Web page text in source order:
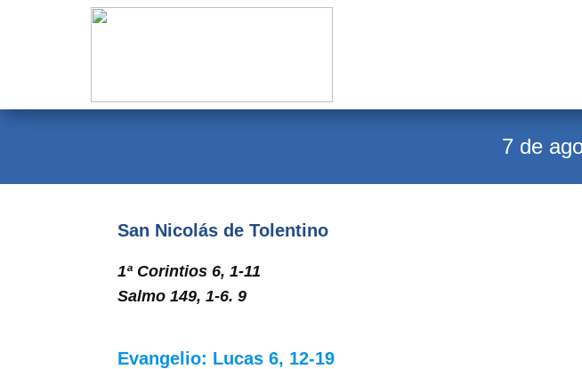
Calendario
Novena
Pastoral Vocacional
7 de
San Nicolás de Tolentino
1ª Corintios 6, 1-11
Salmo 149, 1-6. 9
Evangelio: Lucas 6, 12-19